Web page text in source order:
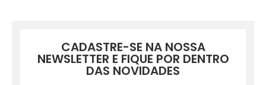
CADASTRE-SE NA NOSSA
NEWSLETTER E FIQUE POR DENTRO
DAS NOVIDADES